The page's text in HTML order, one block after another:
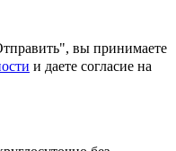
вы принимаете
и даете согласие на